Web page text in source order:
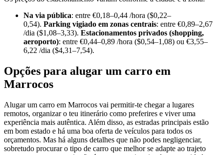
Na via pública: entre €0,18–0,44 /hora ($0,22–
0,54). Parking vigiado em zonas centrais: entre €0,89–2,67
/dia ($1,08–3,33). Estacionamentos privados (shopping,
aeroporto): entre €0,44–0,89 /hora ($0,54–1,08) ou €3,55–
6,22 /dia ($4,31–7,54).
Opções para alugar um carro em
Marrocos
Alugar um carro em Marrocos vai permitir-te chegar a lugares
remotos, organizar o teu itinerário como preferires e viver uma
experiência mais autêntica. Além disso, as estradas principais estão
em bom estado e há uma boa oferta de veículos para todos os
orçamentos. Mas há alguns detalhes que não podes negligenciar,
sobretudo procurar o tipo de carro que melhor se adapte ao trajeto